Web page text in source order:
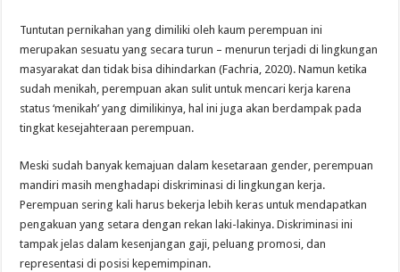
Tuntutan pernikahan yang dimiliki oleh kaum perempuan ini
merupakan sesuatu yang secara turun – menurun terjadi di lingkungan
masyarakat dan tidak bisa dihindarkan (Fachria, 2020). Namun ketika
sudah menikah, perempuan akan sulit untuk mencari kerja karena
status ‘menikah’ yang dimilikinya, hal ini juga akan berdampak pada
tingkat kesejahteraan perempuan.
Meski sudah banyak kemajuan dalam kesetaraan gender, perempuan
mandiri masih menghadapi diskriminasi di lingkungan kerja.
Perempuan sering kali harus bekerja lebih keras untuk mendapatkan
pengakuan yang setara dengan rekan laki-lakinya. Diskriminasi ini
tampak jelas dalam kesenjangan gaji, peluang promosi, dan
representasi di posisi kepemimpinan.